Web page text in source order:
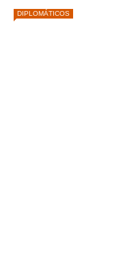
DIPLOMÁTICOS